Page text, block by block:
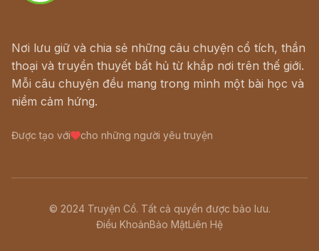
Nơi lưu giữ và chia sẻ những câu chuyện cổ tích, thần
thoại và truyền thuyết bất hủ từ khắp nơi trên thế giới.
Mỗi câu chuyện đều mang trong mình một bài học và
niềm cảm hứng.
Được tạo với cho những người yêu truyện
© 2024 Truyện Cổ. Tất cả quyền được bảo lưu.
Điều KhoảnBảo MậtLiên Hệ